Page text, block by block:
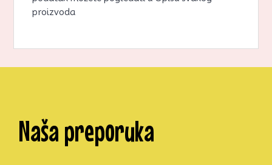
proizvoda
Naša preporuka